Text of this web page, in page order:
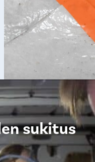
sukitus